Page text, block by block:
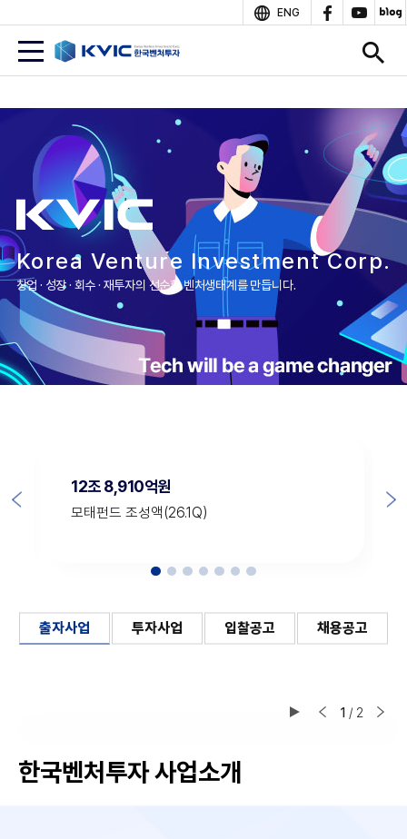
단
ENG
Korea Venture Investment Corp.
창업 · 성장 · 회수 · 재투자의 선순환 벤처생태계를 만듭니다.
12조 8,910억원
모태펀드 조성액(26.1Q)
출자사업 투자사업 입찰공고 채용공고
1 / 2
한국벤처투자 사업소개